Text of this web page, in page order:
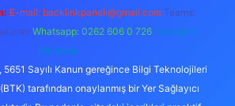
E-mail: backlinkpaneli@gmail.com Teams:
Whatsapp: 0262 606 0 726 Telegram:
@karabul
5651 Sayılı Kanun gereğince Bilgi Teknolojileri
tarafından onaylanmış bir Yer Sağlayıcı